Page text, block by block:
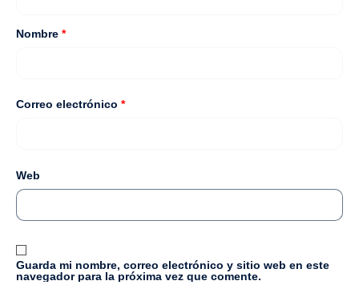
Nombre *
Correo electrónico *
Web
Guarda mi nombre, correo electrónico y sitio web en este
navegador para la próxima vez que comente.